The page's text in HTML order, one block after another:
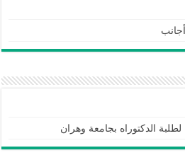
الدكتوراه بجامعة وهران